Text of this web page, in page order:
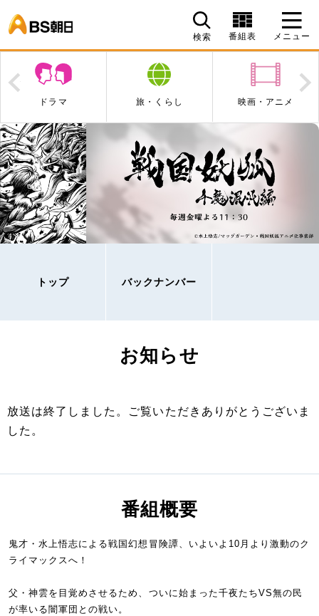
検索 番組表 メニュー
ドラマ 旅・くらし 映画・アニメ
Prev
トップ バックナンバー
お知らせ
放送は終了しました。ご覧いただきありがとうございま
した。
番組概要
鬼才・水上悟志による戦国幻想冒険譚、いよいよ10月より激動のク
ライマックスへ！
父・神雲を目覚めさせるため、ついに始まった千夜たちVS無の民
が率いる闇軍団との戦い。